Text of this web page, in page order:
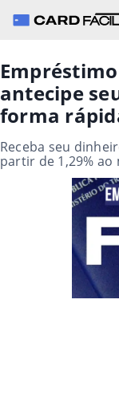
Empréstimo
antecipe
forma
Receba seu
partir de 1,29% ao